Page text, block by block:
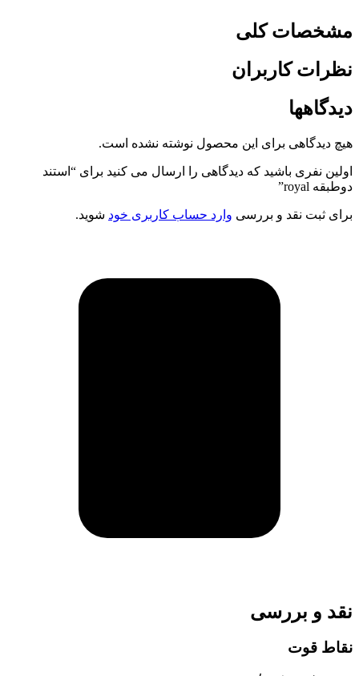
مشخصات کلی
نظرات کاربران
دیدگاهها
هیچ دیدگاهی برای این محصول نوشته نشده است.
اولین نفری باشید که دیدگاهی را ارسال می کنید برای “استند
دوطبقه royal”
برای ثبت نقد و بررسی وارد حساب کاربری خود شوید.
نقد و بررسی
نقاط قوت